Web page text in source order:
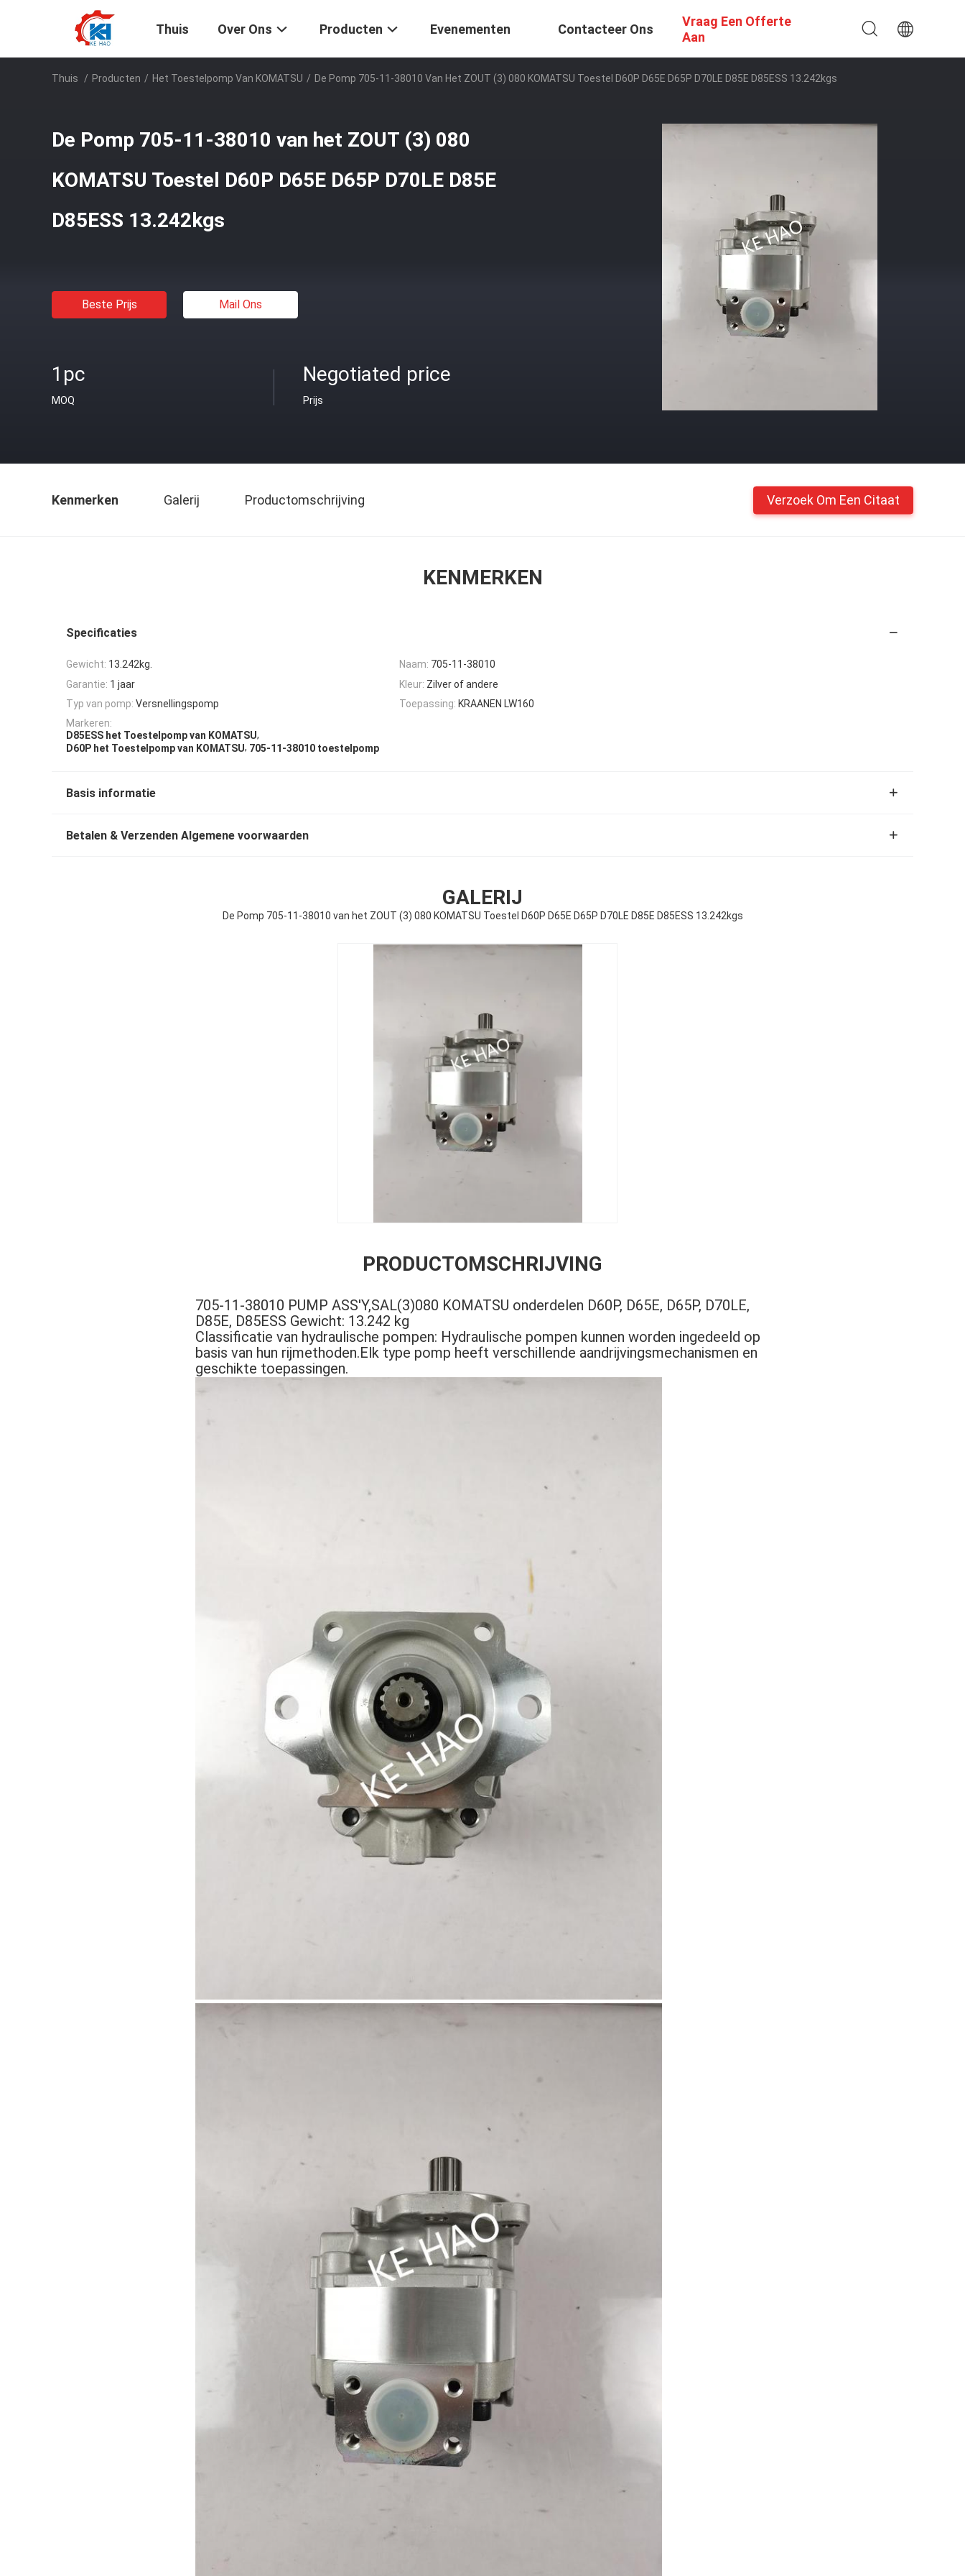
Thuis Over Ons Producten Evenementen Contacteer Ons
Vraag Een Offerte
Aan
Thuis / Producten / Het Toestelpomp Van KOMATSU / De Pomp 705-11-38010 Van Het ZOUT (3) 080 KOMATSU Toestel D60P D65E D65P D70LE D85E D85ESS 13.242kgs
De Pomp 705-11-38010 van het ZOUT (3) 080
KOMATSU Toestel D60P D65E D65P D70LE D85E
D85ESS 13.242kgs
Beste Prijs Mail Ons
1pc
MOQ
Negotiated price
Prijs
Kenmerken Galerij Productomschrijving Verzoek Om Een Citaat
KENMERKEN
Specificaties
Gewicht: 13.242kg. Naam: 705-11-38010
Garantie: 1 jaar Kleur: Zilver of andere
Typ van pomp: Versnellingspomp Toepassing: KRAANEN LW160
Markeren:
D85ESS het Toestelpomp van KOMATSU,
D60P het Toestelpomp van KOMATSU, 705-11-38010 toestelpomp
Basis informatie
Betalen & Verzenden Algemene voorwaarden
GALERIJ
De Pomp 705-11-38010 van het ZOUT (3) 080 KOMATSU Toestel D60P D65E D65P D70LE D85E D85ESS 13.242kgs
PRODUCTOMSCHRIJVING
705-11-38010 PUMP ASS'Y,SAL(3)080 KOMATSU onderdelen D60P, D65E, D65P, D70LE,
D85E, D85ESS Gewicht: 13.242 kg
Classificatie van hydraulische pompen: Hydraulische pompen kunnen worden ingedeeld op
basis van hun rijmethoden.Elk type pomp heeft verschillende aandrijvingsmechanismen en
geschikte toepassingen.